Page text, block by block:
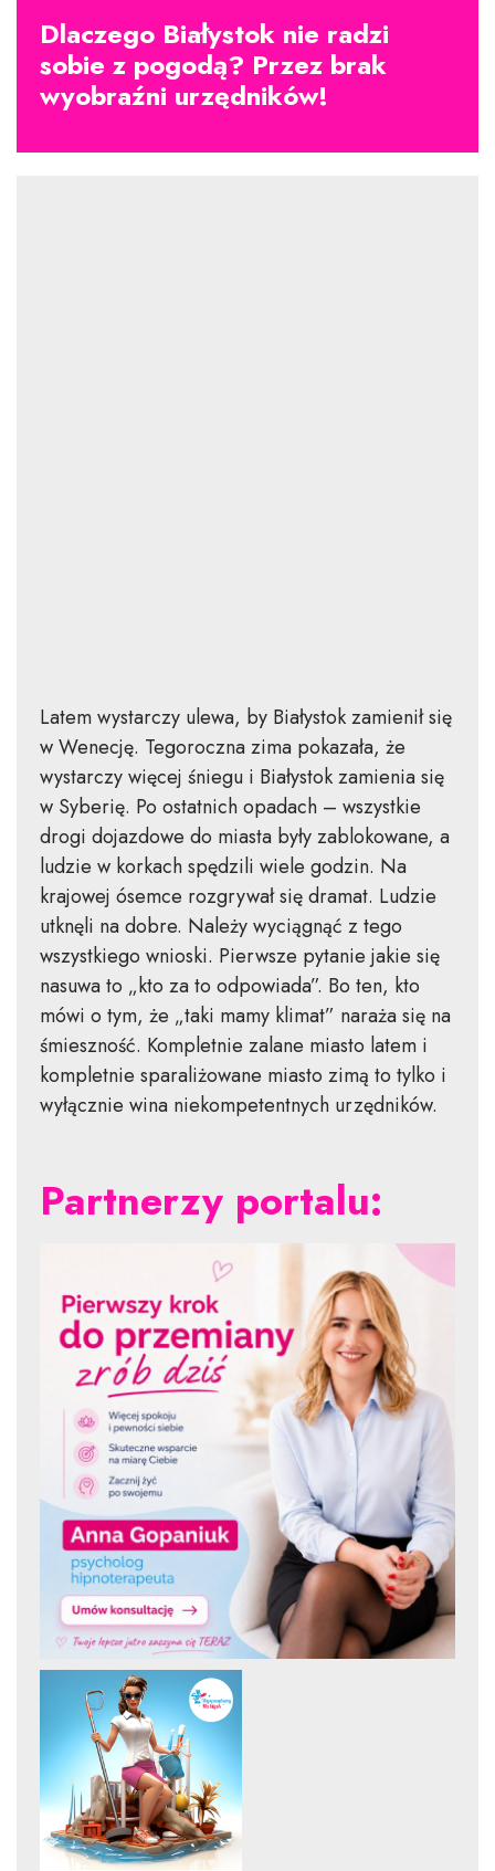
Dlaczego Białystok nie radzi
sobie z pogodą? Przez brak
wyobraźni urzędników!
Latem wystarczy ulewa, by Białystok zamienił się
w Wenecję. Tegoroczna zima pokazała, że
wystarczy więcej śniegu i Białystok zamienia się
w Syberię. Po ostatnich opadach – wszystkie
drogi dojazdowe do miasta były zablokowane, a
ludzie w korkach spędzili wiele godzin. Na
krajowej ósemce rozgrywał się dramat. Ludzie
utknęli na dobre. Należy wyciągnąć z tego
wszystkiego wnioski. Pierwsze pytanie jakie się
nasuwa to „kto za to odpowiada”. Bo ten, kto
mówi o tym, że „taki mamy klimat” naraża się na
śmieszność. Kompletnie zalane miasto latem i
kompletnie sparaliżowane miasto zimą to tylko i
wyłącznie wina niekompetentnych urzędników.
Partnerzy portalu: